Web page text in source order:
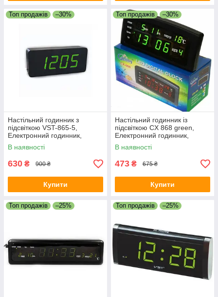
Топ продажів –30%
Настільний годинник з
підсвіткою VST-865-5,
Електронний годинник,
будильник, стильний
годинник
В наявності
630 ₴ 900 ₴
Купити
Топ продажів –30%
Настільний годинник із
підсвіткою CX 868 green,
Електронний годинник,
будильник, настільний
годинник
В наявності
473 ₴ 675 ₴
Купити
Топ продажів –25% Топ продажів –25%